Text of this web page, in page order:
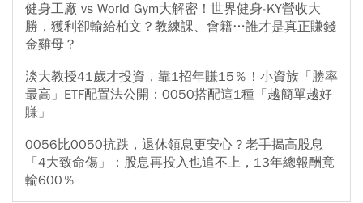
健身工廠 vs World Gym大解密！世界健身-KY營收大
勝，獲利卻輸給柏文？教練課、會籍…誰才是真正賺錢
金雞母？
淡大教授41歲才投資，靠1招年賺15％！小資族「勝率
最高」ETF配置法公開：0050搭配這1種「越簡單越好
賺」
0056比0050抗跌，退休領息更安心？老手揭高股息
「4大致命傷」：股息再投入也追不上，13年總報酬竟
輸600％